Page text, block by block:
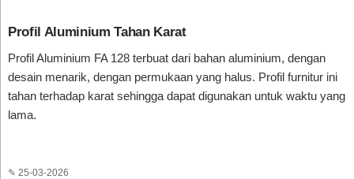
Profil Aluminium Tahan Karat
Profil Aluminium FA 128 terbuat dari bahan aluminium, dengan
desain menarik, dengan permukaan yang halus. Profil furnitur ini
tahan terhadap karat sehingga dapat digunakan untuk waktu yang
lama.
✎ 25-03-2026